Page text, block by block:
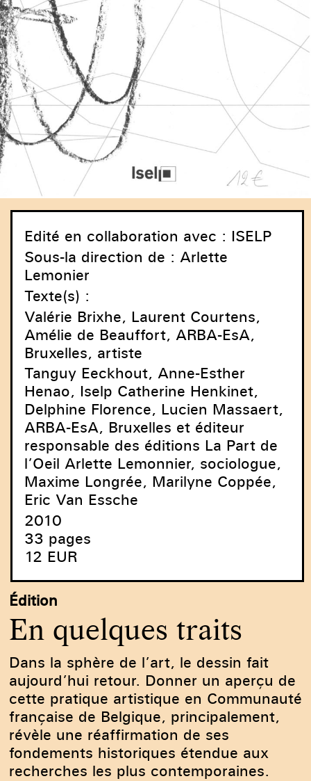
Edité en collaboration avec : ISELP
Sous-la direction de : Arlette
Lemonier
Texte(s) :
Valérie Brixhe, Laurent Courtens,
Amélie de Beauffort, ARBA-EsA,
Bruxelles, artiste
Tanguy Eeckhout, Anne-Esther
Henao, Iselp Catherine Henkinet,
Delphine Florence, Lucien Massaert,
ARBA-EsA, Bruxelles et éditeur
responsable des éditions La Part de
l’Oeil Arlette Lemonnier, sociologue,
Maxime Longrée, Marilyne Coppée,
Eric Van Essche
2010
33 pages
12 EUR
Édition
En quelques traits
Dans la sphère de l’art, le dessin fait
aujourd’hui retour. Donner un aperçu de
cette pratique artistique en Communauté
française de Belgique, principalement,
révèle une réaffirmation de ses
fondements historiques étendue aux
recherches les plus contemporaines.